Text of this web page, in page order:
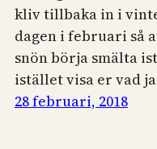
kliv tillbaka in i
dagen i februari så
snön börja smälta
istället visa er vad
28 februari, 2018